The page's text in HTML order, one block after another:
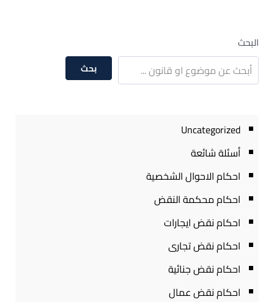
البحث
بحث
Uncategorized
أسئلة شائعة
احكام الاحوال الشخصية
احكام محكمة النقض
احكام نقض ايجارات
احكام نقض تجارى
احكام نقض جنائية
احكام نقض عمال